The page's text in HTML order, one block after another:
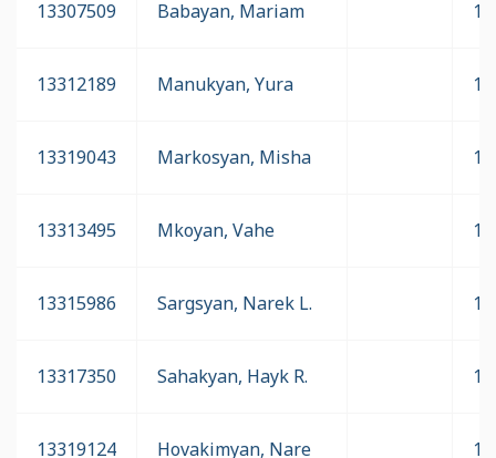
13307509 Babayan, Mariam
13312189 Manukyan, Yura
13319043 Markosyan, Misha
13313495 Mkoyan, Vahe
13315986 Sargsyan, Narek L.
13317350 Sahakyan, Hayk R.
13319124 Hovakimyan, Nare